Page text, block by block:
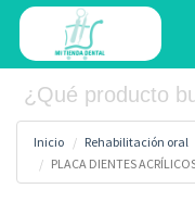
Inicio
Rehabilitación oral
PLACA DIENTES